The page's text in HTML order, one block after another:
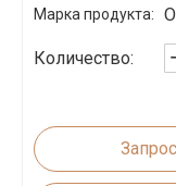
Марка продукта:
Количество: